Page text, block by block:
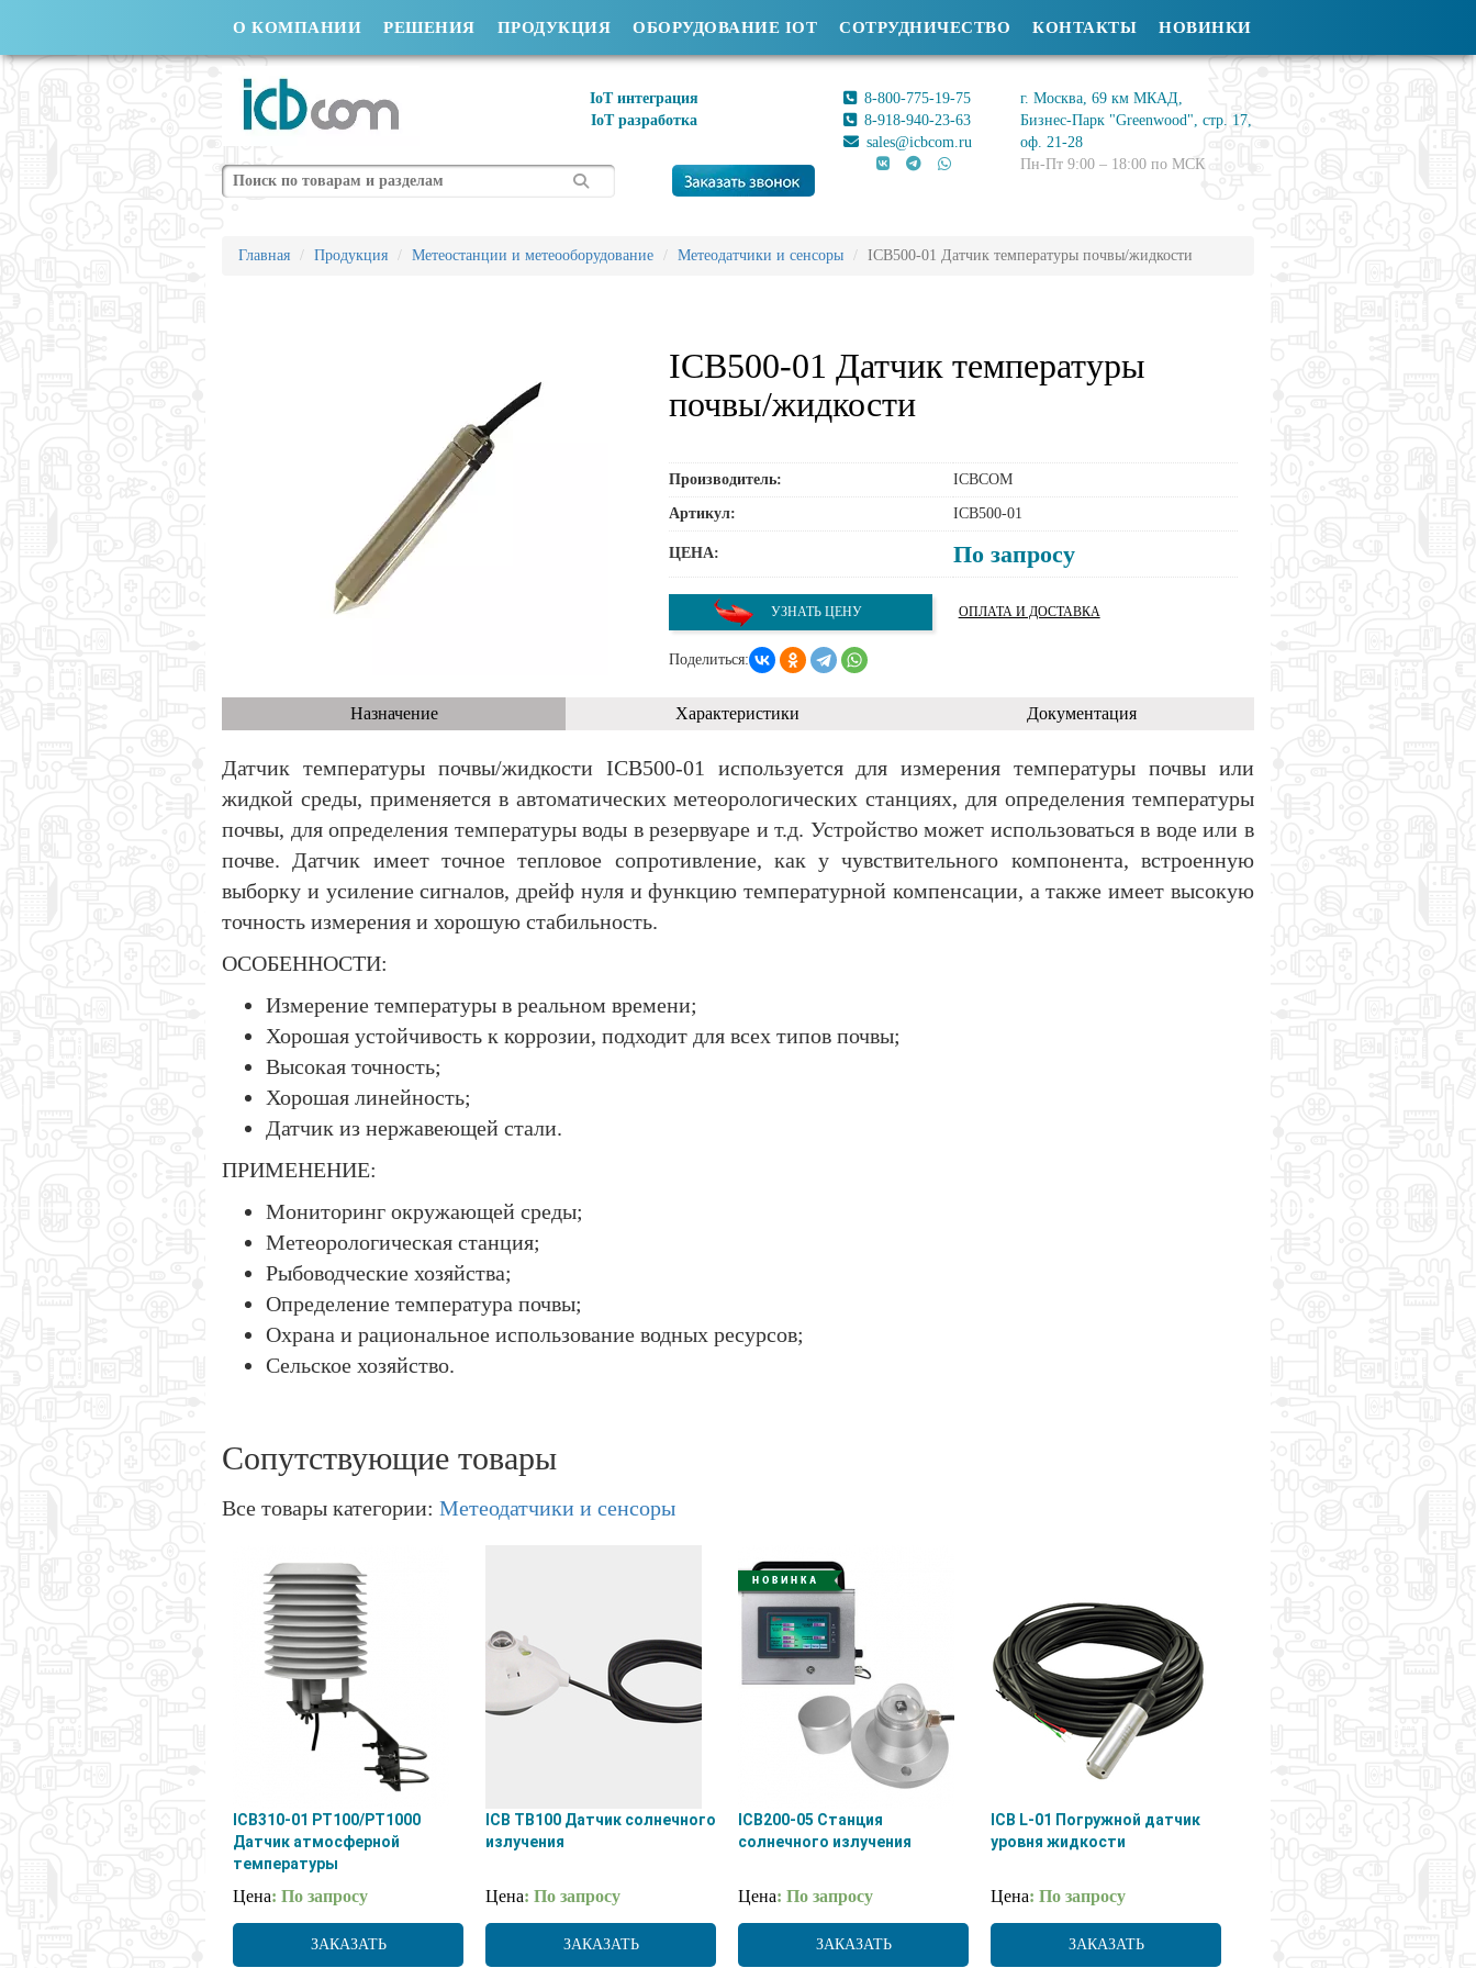
О КОМПАНИИ РЕШЕНИЯ ПРОДУКЦИЯ ОБОРУДОВАНИЕ IOT СОТРУДНИЧЕСТВО КОНТАКТЫ НОВИНКИ
IoT интеграция
IoT разработка
Поиск
8-800-775-19-75
8-918-940-23-63
sales@icbcom.ru
г. Москва, 69 км МКАД,
Бизнес-Парк "Greenwood", стр. 17,
оф. 21-28
Пн-Пт 9:00 – 18:00 по МСК
Главная Продукция Метеостанции и метеооборудование Метеодатчики и сенсоры ICB500-01 Датчик температуры почвы/жидкости
ICB500-01 Датчик температуры
почвы/жидкости
Производитель: ICBCOM
Артикул: ICB500-01
ЦЕНА: По запросу
УЗНАТЬ ЦЕНУ ОПЛАТА И ДОСТАВКА
Поделиться:
Назначение Характеристики Документация
Датчик температуры почвы/жидкости ICB500-01 используется для измерения температуры почвы или
жидкой среды, применяется в автоматических метеорологических станциях, для определения температуры
почвы, для определения температуры воды в резервуаре и т.д. Устройство может использоваться в воде или в
почве. Датчик имеет точное тепловое сопротивление, как у чувствительного компонента, встроенную
выборку и усиление сигналов, дрейф нуля и функцию температурной компенсации, а также имеет высокую
точность измерения и хорошую стабильность.
ОСОБЕННОСТИ:
Измерение температуры в реальном времени;
Хорошая устойчивость к коррозии, подходит для всех типов почвы;
Высокая точность;
Хорошая линейность;
Датчик из нержавеющей стали.
ПРИМЕНЕНИЕ:
Мониторинг окружающей среды;
Метеорологическая станция;
Рыбоводческие хозяйства;
Определение температура почвы;
Охрана и рациональное использование водных ресурсов;
Сельское хозяйство.
Сопутствующие товары
Все товары категории: Метеодатчики и сенсоры
ICB310-01 PT100/PT1000
Датчик атмосферной
температуры
Цена: По запросу
ЗАКАЗАТЬ
ICB TB100 Датчик солнечного
излучения
Цена: По запросу
ЗАКАЗАТЬ
ICB200-05 Станция
солнечного излучения
Цена: По запросу
ЗАКАЗАТЬ
ICB L-01 Погружной датчик
уровня жидкости
Цена: По запросу
ЗАКАЗАТЬ